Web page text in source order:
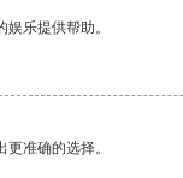
乐提供帮助。
准确的选择。